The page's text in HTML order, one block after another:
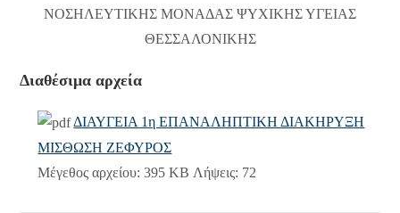
ΝΟΣΗΛΕΥΤΙΚΗΣ ΜΟΝΑΔΑΣ ΨΥΧΙΚΗΣ ΥΓΕΙΑΣ
ΘΕΣΣΑΛΟΝΙΚΗΣ
Διαθέσιμα αρχεία
ΔΙΑΥΓΕΙΑ 1η ΕΠΑΝΑΛΗΠΤΙΚΗ ΔΙΑΚΗΡΥΞΗ
ΜΙΣΘΩΣΗ ΖΕΦΥΡΟΣ
Μέγεθος αρχείου: 395 KB Λήψεις: 72